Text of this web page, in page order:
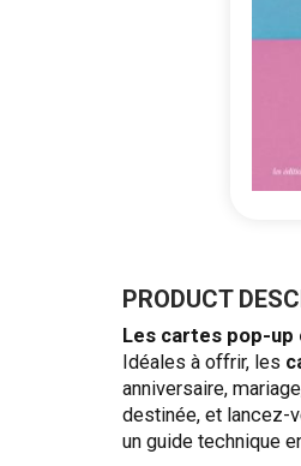
the
of
the
images
gallery
PRODUCT
Les cartes pop-up
Idéales à offrir, les
anniversaire,
destinée, et lancez-
un guide technique